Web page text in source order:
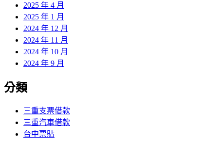
2025 年 4 月
2025 年 1 月
2024 年 12 月
2024 年 11 月
2024 年 10 月
2024 年 9 月
分類
三重支票借款
三重汽車借款
台中票貼